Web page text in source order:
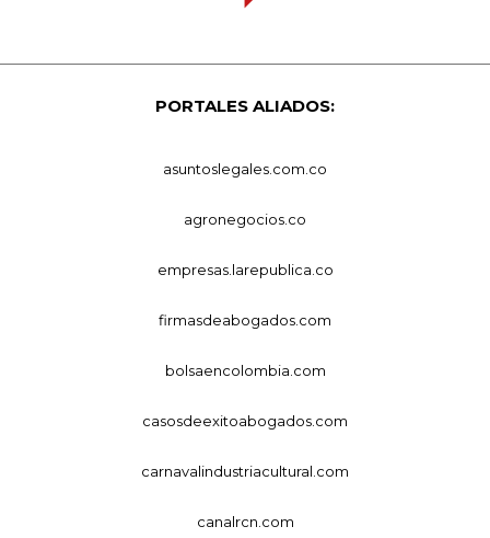
PORTALES ALIADOS:
asuntoslegales.com.co
agronegocios.co
empresas.larepublica.co
firmasdeabogados.com
bolsaencolombia.com
casosdeexitoabogados.com
carnavalindustriacultural.com
canalrcn.com